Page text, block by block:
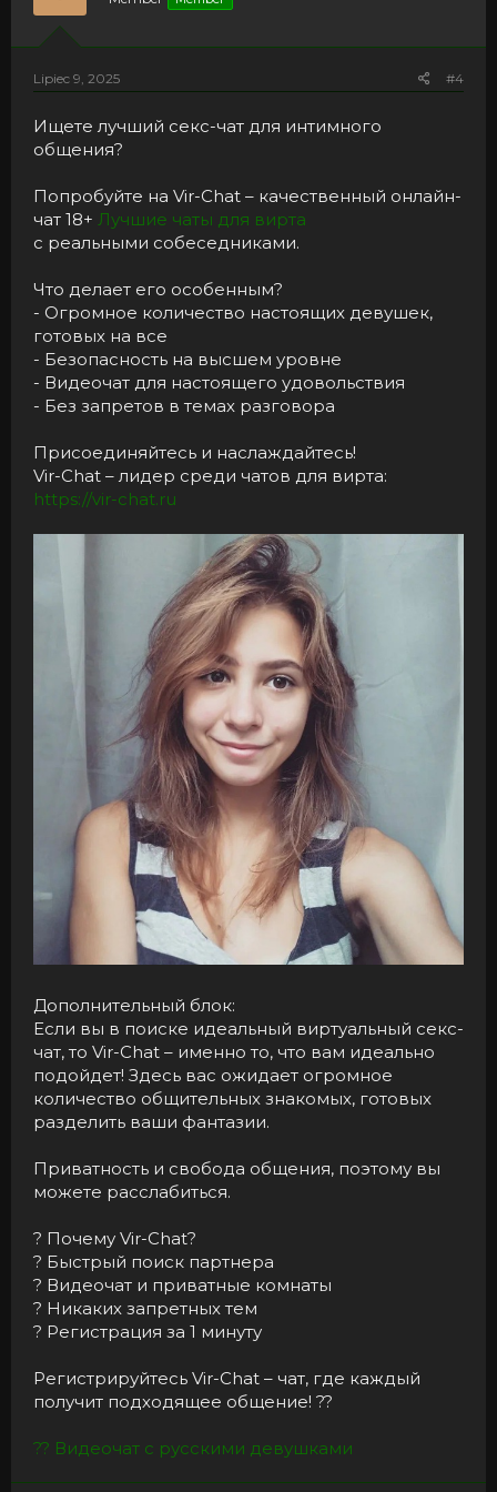
s
:
Lipiec 9, 2025 #4
Ищете лучший секс-чат для интимного
общения?
Попробуйте на Vir-Chat – качественный онлайн-
чат 18+ Лучшие чаты для вирта
с реальными собеседниками.
Что делает его особенным?
- Огромное количество настоящих девушек,
готовых на все
- Безопасность на высшем уровне
- Видеочат для настоящего удовольствия
- Без запретов в темах разговора
Присоединяйтесь и наслаждайтесь!
Vir-Chat – лидер среди чатов для вирта:
https://vir-chat.ru
Дополнительный блок:
Если вы в поиске идеальный виртуальный секс-
чат, то Vir-Chat – именно то, что вам идеально
подойдет! Здесь вас ожидает огромное
количество общительных знакомых, готовых
разделить ваши фантазии.
Приватность и свобода общения, поэтому вы
можете расслабиться.
? Почему Vir-Chat?
? Быстрый поиск партнера
? Видеочат и приватные комнаты
? Никаких запретных тем
? Регистрация за 1 минуту
Регистрируйтесь Vir-Chat – чат, где каждый
получит подходящее общение! ??
?? Видеочат с русскими девушками